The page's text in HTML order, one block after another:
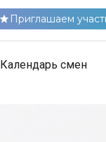
Приглашаем
Календарь смен